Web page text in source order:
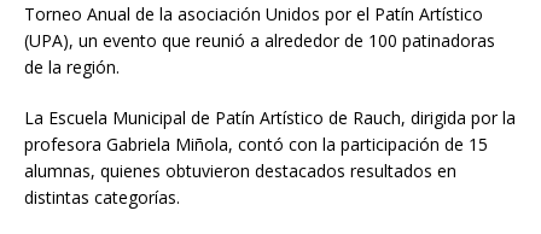
Torneo Anual de la asociación Unidos por el Patín Artístico
(UPA), un evento que reunió a alrededor de 100 patinadoras
de la región.
La Escuela Municipal de Patín Artístico de Rauch, dirigida por la
profesora Gabriela Miñola, contó con la participación de 15
alumnas, quienes obtuvieron destacados resultados en
distintas categorías.